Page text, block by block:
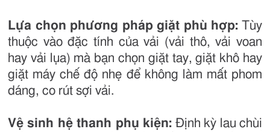
Lựa chọn phương pháp giặt phù hợp: Tùy
thuộc vào đặc tính của vải (vải thô, vải voan
hay vải lụa) mà bạn chọn giặt tay, giặt khô hay
giặt máy chế độ nhẹ để không làm mất phom
dáng, co rút sợi vải.
Vệ sinh hệ thanh phụ kiện: Định kỳ lau chùi